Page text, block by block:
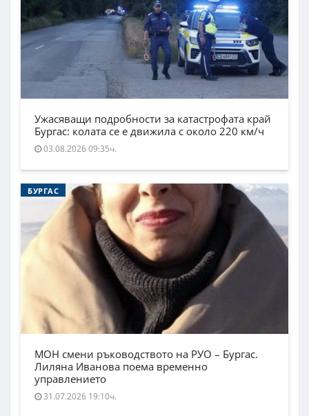
Ужасяващи подробности за катастрофата край
Бургас: колата се е движила с около 220 км/ч
03.08.2026 09:35ч.
БУРГАС
МОН смени ръководството на РУО – Бургас.
Лиляна Иванова поема временно
управлението
31.07.2026 19:10ч.